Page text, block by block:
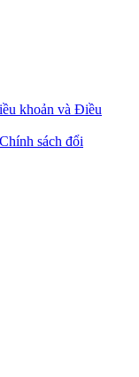
khoản và Điều
Chính sách đổi